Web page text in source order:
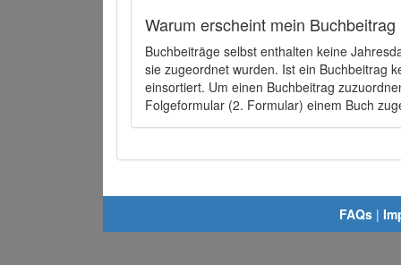
Warum erscheint mein
Buchbeiträge selbst enthalten keine
sie zugeordnet wurden. Ist ein Buchbeitrag
einsortiert. Um einen Buchbeitrag
Folgeformular (2. Formular) einem Buch
FAQs |